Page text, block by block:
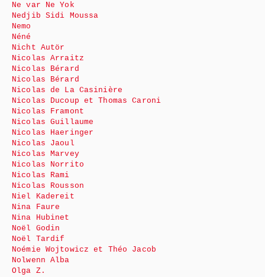
Ne var Ne Yok
Nedjib Sidi Moussa
Nemo
Néné
Nicht Autör
Nicolas Arraitz
Nicolas Bérard
Nicolas Bérard
Nicolas de La Casinière
Nicolas Ducoup et Thomas Caroni
Nicolas Framont
Nicolas Guillaume
Nicolas Haeringer
Nicolas Jaoul
Nicolas Marvey
Nicolas Norrito
Nicolas Rami
Nicolas Rousson
Niel Kadereit
Nina Faure
Nina Hubinet
Noël Godin
Noël Tardif
Noémie Wojtowicz et Théo Jacob
Nolwenn Alba
Olga Z.